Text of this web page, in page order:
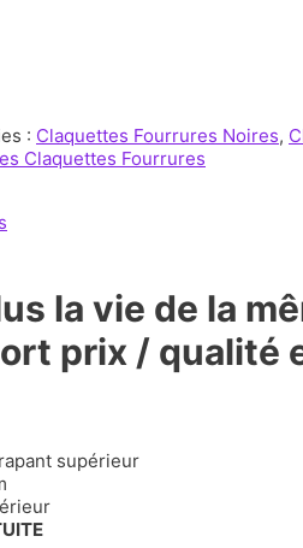
: Claquettes Fourrures Noires,
Claquettes Fourrures
la vie de la
prix / qualité
supérieur